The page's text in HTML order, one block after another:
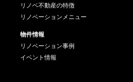
リノベ不動産の特徴
リノベーションメニュー
物件情報
リノベーション事例
イベント情報